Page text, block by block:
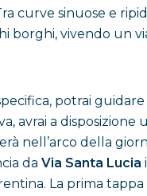
curve sinuose e
borghi, vivendo un
potrai guidare
avrai a disposizione
nell’arco della
da Via Santa Lucia
La prima tappa